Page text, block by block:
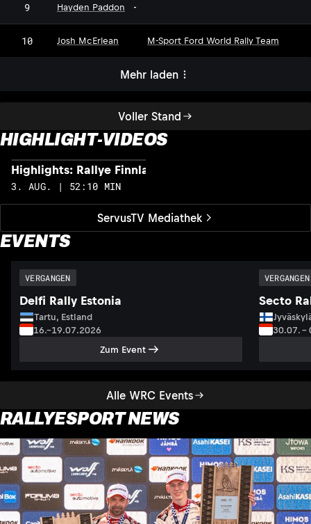
Voller Stand
9 Hayden Paddon -
10 Josh McErlean M-Sport Ford World Rally Team
Mehr laden
HIGHLIGHT-VIDEOS
ServusTV Mediathek
Highlights: Rallye Finnland
3. AUG. | 52:10 MIN
EVENTS
Alle WRC Events
VERGANGEN
Delfi Rally Estonia
Tartu, Estland
16.–19.07.2026
Zum Event
VERGANGEN
Secto
30.07. –
RALLYESPORT NEWS